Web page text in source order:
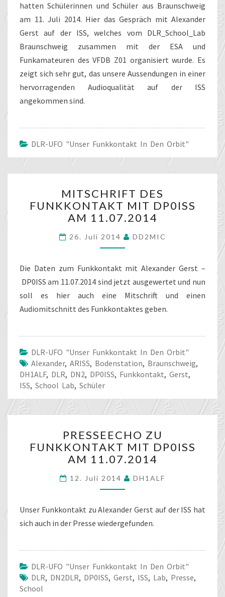
hatten Schülerinnen und Schüler aus Braunschweig
am 11. Juli 2014. Hier das Gespräch mit Alexander
Gerst auf der ISS, welches vom DLR_School_Lab
Braunschweig zusammen mit der ESA und
Funkamateuren des VFDB Z01 organisiert wurde. Es
zeigt sich sehr gut, das unsere Aussendungen in einer
hervorragenden Audioqualität auf der ISS
angekommen sind.
DLR-UFO "unser Funkkontakt In Den Orbit"
DES
FUNKKONTAKT
MIT
AM
11.07.2014
MITSCHRIFT DES
FUNKKONTAKT MIT DP0ISS
AM 11.07.2014
26. Juli 2014 DD2MIC
Die Daten zum Funkkontakt mit Alexander Gerst –
DP0ISS am 11.07.2014 sind jetzt ausgewertet und nun
soll es hier auch eine Mitschrift und einen
Audiomitschnitt des Funkkontaktes geben.
DLR-UFO "unser Funkkontakt In Den Orbit"
Alexander, ARISS, Bodenstation, Braunschweig,
DH1ALF, DLR, DN2, DP0ISS, Funkkontakt, Gerst,
ISS, School Lab, Schüler
ZU
FUNKKONTAKT
MIT
AM
11.07.2014
PRESSEECHO ZU
FUNKKONTAKT MIT DP0ISS
AM 11.07.2014
12. Juli 2014 DH1ALF
Unser Funkkontakt zu Alexander Gerst auf der ISS hat
sich auch in der Presse wiedergefunden.
DLR-UFO "unser Funkkontakt In Den Orbit"
DLR, DN2DLR, DP0ISS, Gerst, ISS, Lab, Presse,
School